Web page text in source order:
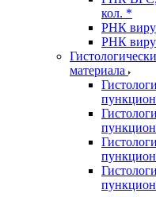
кол. *
РНК
РНК
материала